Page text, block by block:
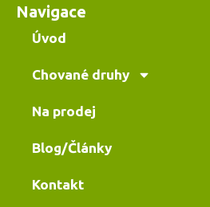
Navigace
Úvod
Chované druhy
Na prodej
Blog/Články
Kontakt